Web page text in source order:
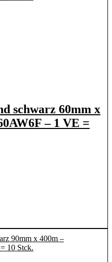
schwarz 60mm x
– 1 VE =